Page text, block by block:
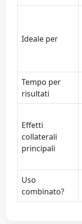
Ideale per
Tempo per
risultati
Effetti
collaterali
principali
Uso
combinato?